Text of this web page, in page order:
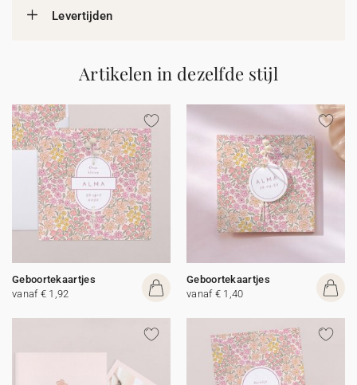
Levertijden
Artikelen in dezelfde stijl
Geboortekaartjes
vanaf € 1,92
Geboortekaartjes
vanaf € 1,40